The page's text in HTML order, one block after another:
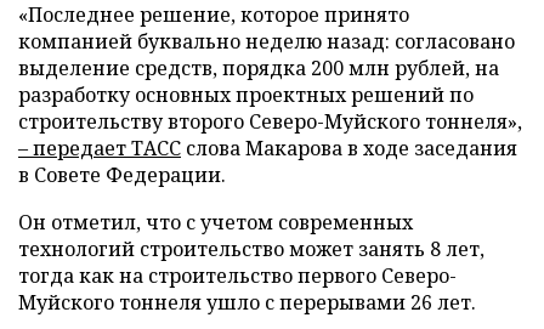
«Последнее решение, которое принято
компанией буквально неделю назад: согласовано
выделение средств, порядка 200 млн рублей, на
разработку основных проектных решений по
строительству второго Северо-Муйского тоннеля»,
– передаетТАСС слова Макарова в ходе заседания
в Совете Федерации.
Он отметил, что с учетом современных
технологий строительство может занять 8 лет,
тогда как на строительство первого Северо-
Муйского тоннеля ушло с перерывами 26 лет.